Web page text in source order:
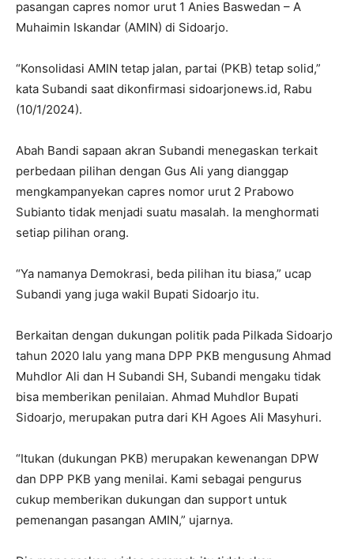
pasangan capres nomor urut 1 Anies Baswedan – A
Muhaimin Iskandar (AMIN) di Sidoarjo.
“Konsolidasi AMIN tetap jalan, partai (PKB) tetap solid,”
kata Subandi saat dikonfirmasi sidoarjonews.id, Rabu
(10/1/2024).
Abah Bandi sapaan akran Subandi menegaskan terkait
perbedaan pilihan dengan Gus Ali yang dianggap
mengkampanyekan capres nomor urut 2 Prabowo
Subianto tidak menjadi suatu masalah. Ia menghormati
setiap pilihan orang.
“Ya namanya Demokrasi, beda pilihan itu biasa,” ucap
Subandi yang juga wakil Bupati Sidoarjo itu.
Berkaitan dengan dukungan politik pada Pilkada Sidoarjo
tahun 2020 lalu yang mana DPP PKB mengusung Ahmad
Muhdlor Ali dan H Subandi SH, Subandi mengaku tidak
bisa memberikan penilaian. Ahmad Muhdlor Bupati
Sidoarjo, merupakan putra dari KH Agoes Ali Masyhuri.
“Itukan (dukungan PKB) merupakan kewenangan DPW
dan DPP PKB yang menilai. Kami sebagai pengurus
cukup memberikan dukungan dan support untuk
pemenangan pasangan AMIN,” ujarnya.